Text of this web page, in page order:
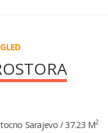
Sarajevo / 37.23 M2